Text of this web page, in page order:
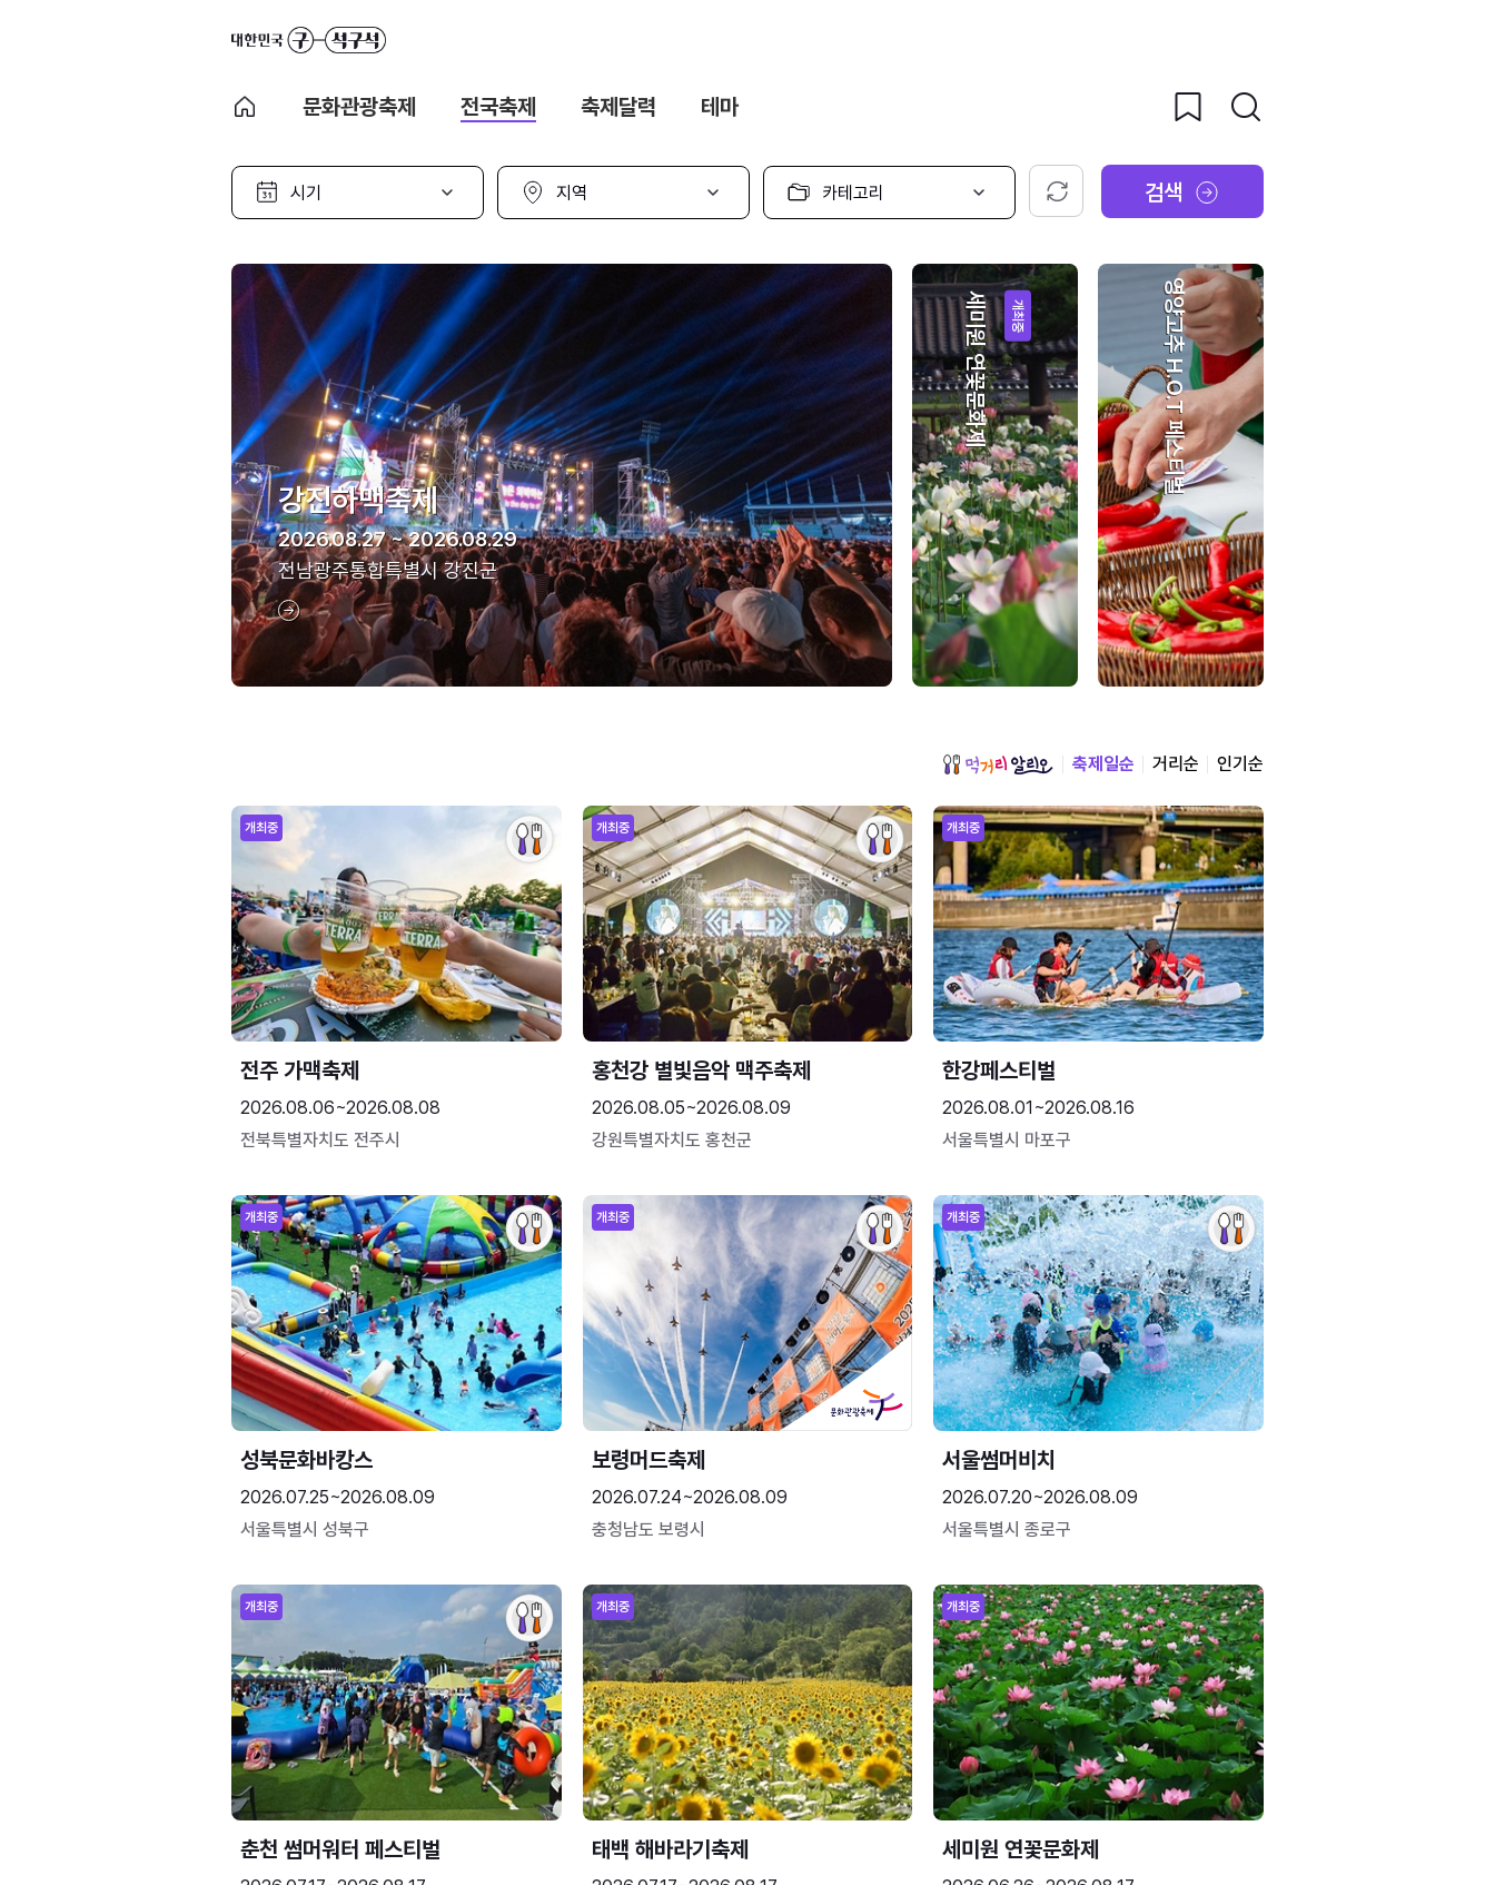
문화관광축제 전국축제 축제달력 테마
시
선
지
선
카
고
선
택
초기화 검색
강진하맥축제
2026.08.27 ~ 2026.08.29
전남광주통합특별시 강진군
개최중
세미원 연꽃문화제 영양고추 H.O.T 페스티벌
축제일순 거리순 인기순
개최중
전주 가맥축제
2026.08.06~2026.08.08
전북특별자치도 전주시
개최중
홍천강 별빛음악 맥주축제
2026.08.05~2026.08.09
강원특별자치도 홍천군
개최중
한강페스티벌
2026.08.01~2026.08.16
서울특별시 마포구
개최중
성북문화바캉스
2026.07.25~2026.08.09
서울특별시 성북구
개최중
보령머드축제
2026.07.24~2026.08.09
충청남도 보령시
개최중
서울썸머비치
2026.07.20~2026.08.09
서울특별시 종로구
개최중
춘천 썸머워터 페스티벌
개최중
태백 해바라기축제
개최중
세미원 연꽃문화제